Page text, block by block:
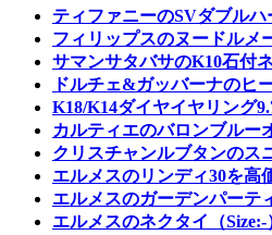
ティファニーのSVダブル
フィリップスのヌードルメ
サマンサタバサのK10石付
ドルチェ&ガッバーナのヒ
K18/K14ダイヤイヤリング
カルティエのバロンブルー
クリスチャンルブタンのス
エルメスのリンディ30を高
エルメスのガーデンパーテ
エルメスのネクタイ（